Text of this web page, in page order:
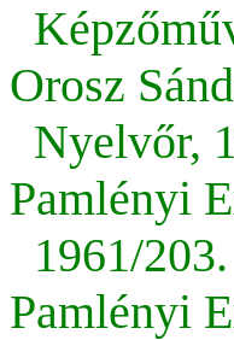
Orosz
Nyelvőr,
Pamlényi
1961/
Pamlényi